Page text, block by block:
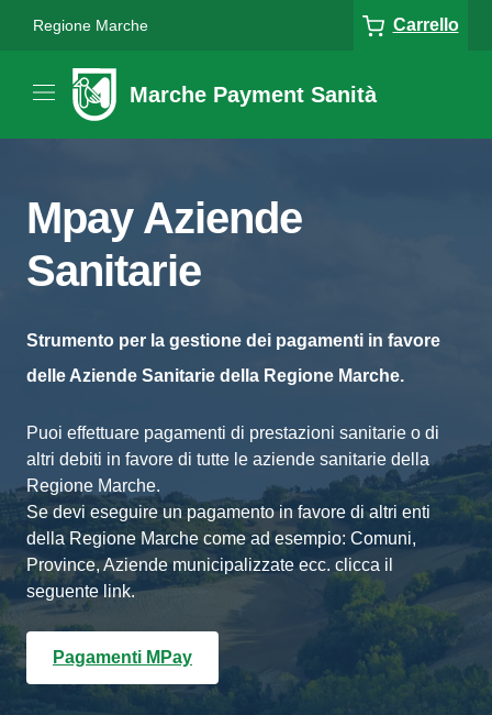
Regione Marche Carrello
Marche Payment Sanità
Mpay Aziende
Sanitarie
Strumento per la gestione dei pagamenti in favore
delle Aziende Sanitarie della Regione Marche.
Puoi effettuare pagamenti di prestazioni sanitarie o di
altri debiti in favore di tutte le aziende sanitarie della
Regione Marche.
Se devi eseguire un pagamento in favore di altri enti
della Regione Marche come ad esempio: Comuni,
Province, Aziende municipalizzate ecc. clicca il
seguente link.
Pagamenti MPay